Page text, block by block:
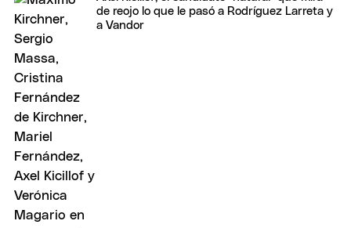
de reojo lo que le pasó a Rodríguez Larreta y
a Vandor